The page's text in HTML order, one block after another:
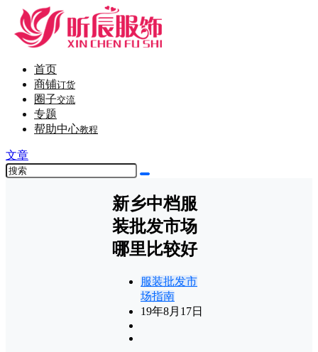
首页
商铺订货
圈子交流
专题
帮助中心教程
文章
新乡中档服
装批发市场
哪里比较好
服装批发市
场指南
19年8月17日